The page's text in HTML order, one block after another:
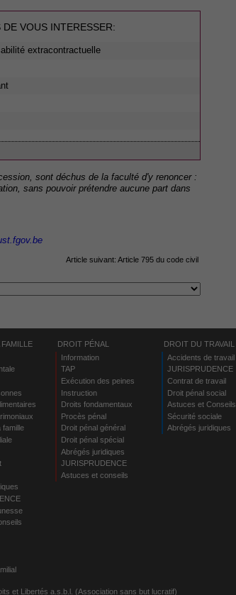
VOUS INTERESSER:
extracontractuelle
sont déchus de la faculté d'y renoncer :
sans pouvoir prétendre aucune part dans
Article suivant: Article 795 du code civil
famille
DROIT PÉNAL
Information
TAP
Exécution des peines
Instruction
Droits fondamentaux
Procès pénal
Droit pénal général
Droit pénal spécial
Abrégés juridiques
JURISPRUDENCE
Astuces et conseils
DROIT DU TRAVAIL
Accidents de travail
JURISPRUDENCE
Contrat de travail
Droit pénal social
Astuces et Conseils
Sécurité sociale
Abrégés juridiques
et Libertés a.s.b.l. (Association sans but lucratif)